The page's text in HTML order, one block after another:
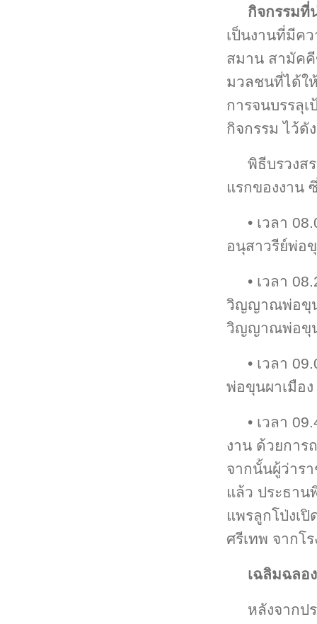
กิจกรรมที่
เป็นงานที่มีค
สมาน สามัค
มวลชนที่ได้ใ
การจนบรรลุ
กิจกรรม ไว้ดั
พิธีบรวงส
แรกของงาน
• เวลา
อนุสาวรีย์พ่อ
• เวลา
วิญญาณพ่อขุน
วิญญาณพ่อขุน
• เวลา
พ่อขุนผาเมือ
• เวลา
งาน ด้วยการ
จากนั้นผู้ว่าร
แล้ว ประธาน
แพรลูกโป่งเ
ศรีเทพ จากโ
เฉลิมฉลอ
หลังจากป